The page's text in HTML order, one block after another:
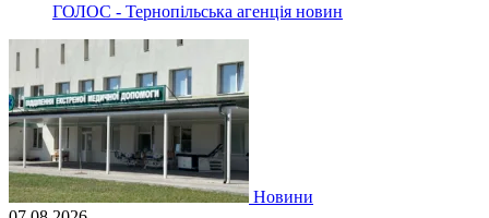
ГОЛОС - Тернопільська агенція новин
Новини